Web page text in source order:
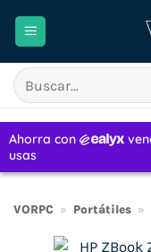
Buscar
por:
VORPC » Portátiles »